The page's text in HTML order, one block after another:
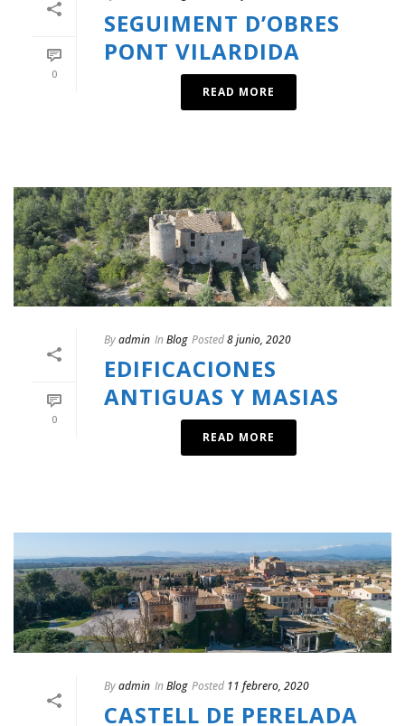
0
SEGUIMENT D’OBRES
PONT VILARDIDA
READ MORE
0
Byadmin InBlog Posted8 junio, 2020
EDIFICACIONES
ANTIGUAS Y MASIAS
READ MORE
Byadmin InBlog Posted 11 febrero, 2020
CASTELL DE PERELADA